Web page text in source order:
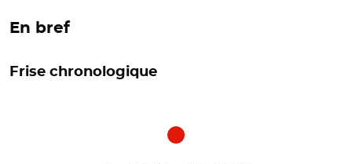
En bref
Frise chronologique